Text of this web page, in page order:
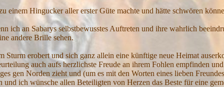
einem Hingucker aller erster Güte machte und hätte schwören
ich an Sabarys selbstbewusstes Auftreten und ihre wahrlich
andere Brille sehen.
erobert und sich ganz allein eine künftige neue Heimat
auch aufs herzlichste Freude an ihrem Fohlen empfinden
gen Norden zieht und (um es mit den Worten eines lieben
ich wünsche allen Beteiligten von Herzen das Beste für eine